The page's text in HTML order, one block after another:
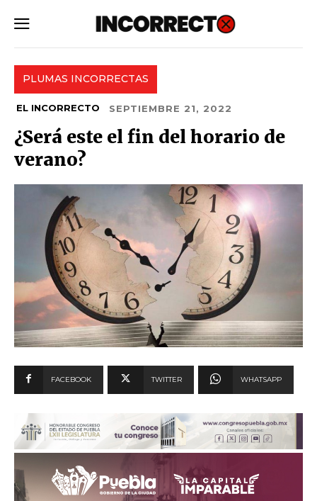
PLUMAS INCORRECTAS
EL INCORRECTO SEPTIEMBRE 21, 2022
¿Será este el fin del horario de
verano?
FACEBOOK TWITTER WHATSAPP